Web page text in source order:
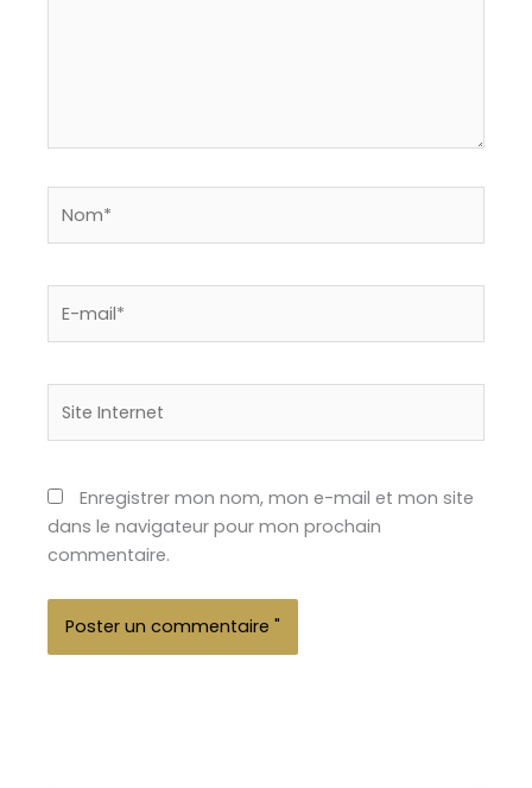
mail*
Internet
Enregistrer mon nom, mon e-mail et mon site
dans le navigateur pour mon prochain
commentaire.